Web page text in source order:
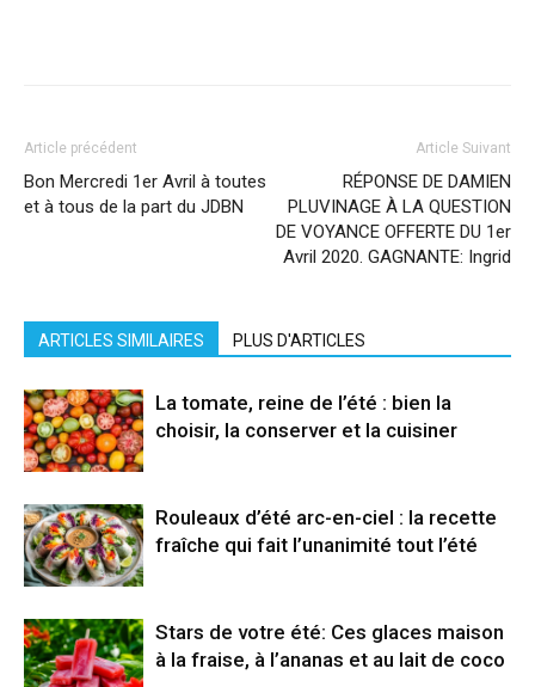
Article précédent
Bon Mercredi 1er Avril à toutes
et à tous de la part du JDBN
Article Suivant
RÉPONSE DE DAMIEN
PLUVINAGE À LA QUESTION
DE VOYANCE OFFERTE DU 1er
Avril 2020. GAGNANTE: Ingrid
ARTICLES SIMILAIRES PLUS D'ARTICLES
La tomate, reine de l’été : bien la
choisir, la conserver et la cuisiner
Rouleaux d’été arc-en-ciel : la recette
fraîche qui fait l’unanimité tout l’été
Stars de votre été: Ces glaces maison
à la fraise, à l’ananas et au lait de coco